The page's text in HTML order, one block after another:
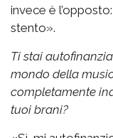
invece è
stento».
Ti stai
mondo della
completamente
tuoi brani?